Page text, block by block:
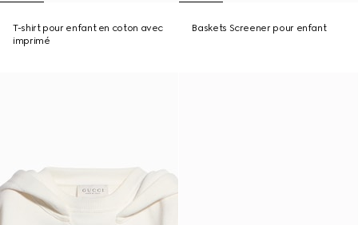
T-shirt pour enfant en coton avec
imprimé
Baskets Screener pour enfant